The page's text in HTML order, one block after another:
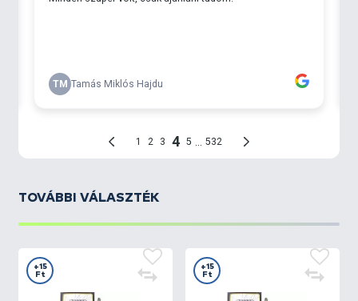
TOVÁBBI VÁLASZTÉK
+15
Ft
+15
Ft